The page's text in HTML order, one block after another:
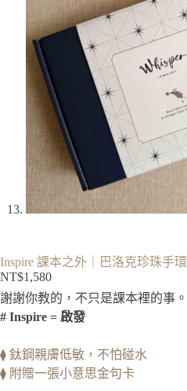
Inspire 課本之外｜巴洛克珍珠手環
NT$1,580
謝謝你教的，不只是課本裡的事。
# Inspire = 啟發
⧫ 鈦鋼親膚低敏，不怕碰水
⧫ 附贈一張小意思金句卡